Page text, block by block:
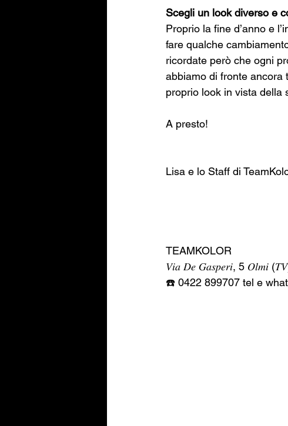
Scegli un look diverso e
Proprio la fine d’anno e
fare qualche
ricordate però che ogni
abbiamo di fronte ancora
proprio look in vista della
A presto!
Lisa e lo Staff di
TEAMKOLOR
𝑉𝑖𝑎 𝐷𝑒 𝐺𝑎𝑠𝑝𝑒𝑟𝑖, 5 𝑂𝑙𝑚𝑖
☎️ 0422 899707 tel e